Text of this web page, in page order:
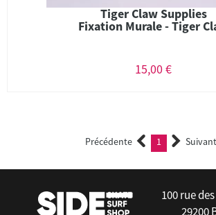
Tiger Claw Supplies
Fixation Murale - Tiger
15,00 €
Précédente 1 (current)
100 rue
29200